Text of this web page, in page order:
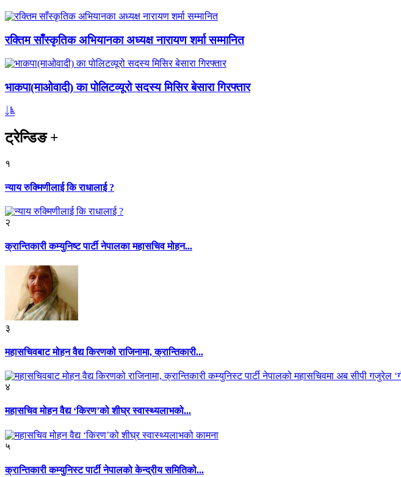
रक्तिम साँस्कृतिक अभियानका अध्यक्ष नारायण शर्मा सम्मानित
भाकपा(माओवादी) का पोलिटव्यूरो सदस्य मिसिर बेसारा गिरफ्तार
ट्रेन्डिङ+
१
न्याय रुक्मिणीलाई कि राधालाई ?
२
क्रान्तिकारी कम्युनिष्ट पार्टी नेपालका महासचिव मोहन...
३
महासचिवबाट मोहन वैद्य किरणको राजिनामा, क्रान्तिकारी...
४
महासचिव मोहन वैद्य ‘किरण’को शीघ्र स्वास्थ्यलाभको...
५
क्रान्तिकारी कम्युनिस्ट पार्टी नेपालको केन्द्रीय समितिको...